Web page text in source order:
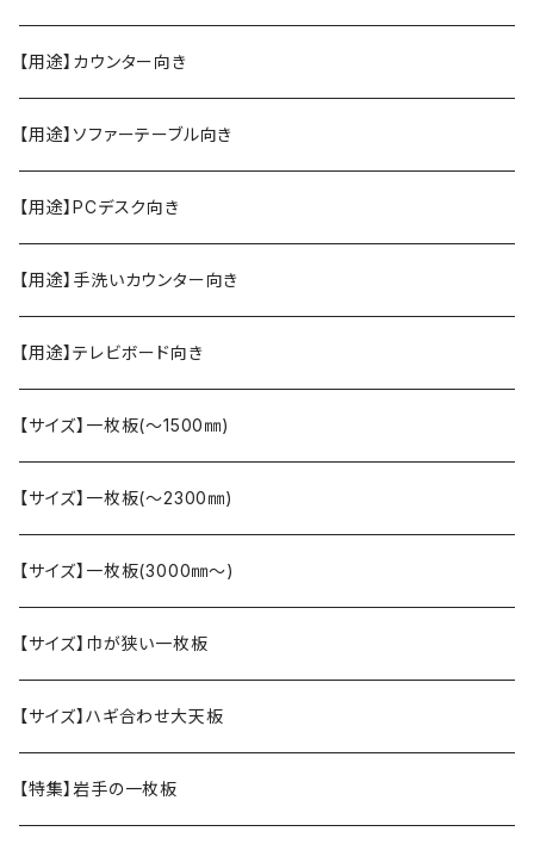
【用途】カウンター向き
【用途】ソファーテーブル向き
【用途】PCデスク向き
【用途】手洗いカウンター向き
【用途】テレビボード向き
【サイズ】一枚板(〜1500㎜)
【サイズ】一枚板(〜2300㎜)
【サイズ】一枚板(3000㎜〜)
【サイズ】巾が狭い一枚板
【サイズ】ハギ合わせ大天板
【特集】岩手の一枚板